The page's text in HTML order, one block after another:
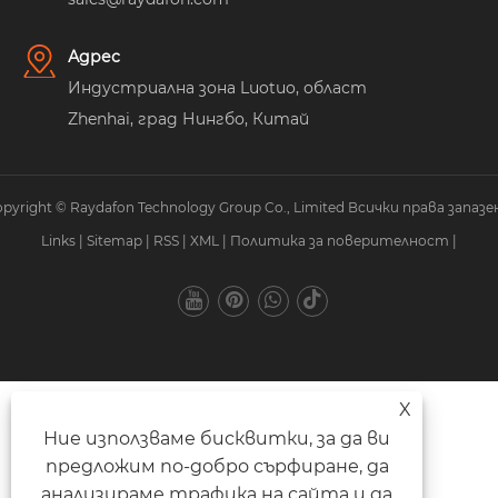
Адрес
Индустриална зона Luotuo, област
Zhenhai, град Нингбо, Китай
© Raydafon Technology Group Co., Limited Всички права
Links | Sitemap | RSS | XML | Политика за поверителност |
X
Ние използваме бисквитки, за да ви
предложим по-добро сърфиране, да